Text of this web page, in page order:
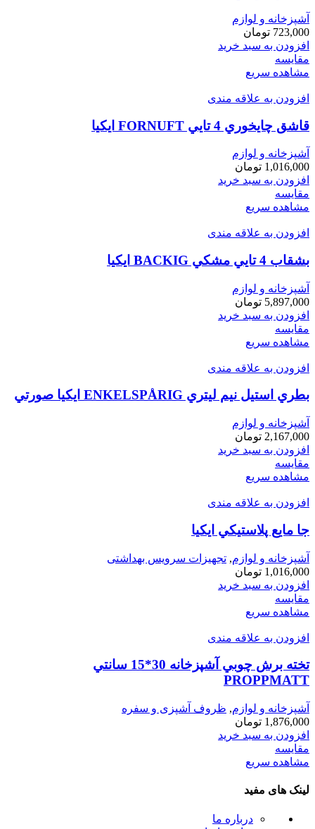
آشپزخانه و لوازم
723,000 تومان
افزودن به سبد خرید
مقایسه
مشاهده سریع
افزودن به علاقه مندی
قاشق چايخوري 4 تايي FORNUFT ايكيا
آشپزخانه و لوازم
1,016,000 تومان
افزودن به سبد خرید
مقایسه
مشاهده سریع
افزودن به علاقه مندی
بشقاب 4 تايي مشكي BACKIG ايكيا
آشپزخانه و لوازم
5,897,000 تومان
افزودن به سبد خرید
مقایسه
مشاهده سریع
افزودن به علاقه مندی
بطري استيل نيم ليتري ENKELSPÅRIG ايكيا صورتي
آشپزخانه و لوازم
2,167,000 تومان
افزودن به سبد خرید
مقایسه
مشاهده سریع
افزودن به علاقه مندی
جا مايع پلاستيكي ايكيا
آشپزخانه و لوازم, تجهیزات سرویس بهداشتی
1,016,000 تومان
افزودن به سبد خرید
مقایسه
مشاهده سریع
افزودن به علاقه مندی
تخته برش چوبي آشپزخانه 30*15 سانتي
PROPPMATT
آشپزخانه و لوازم, ظروف آشپزی و سفره
1,876,000 تومان
افزودن به سبد خرید
مقایسه
مشاهده سریع
لینک های مفید
درباره ما